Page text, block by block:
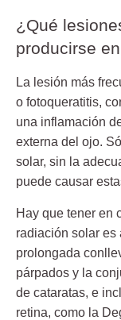
¿Qué
producirse
La lesión más
o fotoqueratitis,
una inflamación
externa del ojo.
solar, sin la
puede causar
Hay que tener en
radiación solar es
prolongada
párpados y la
de cataratas, e
retina, como la